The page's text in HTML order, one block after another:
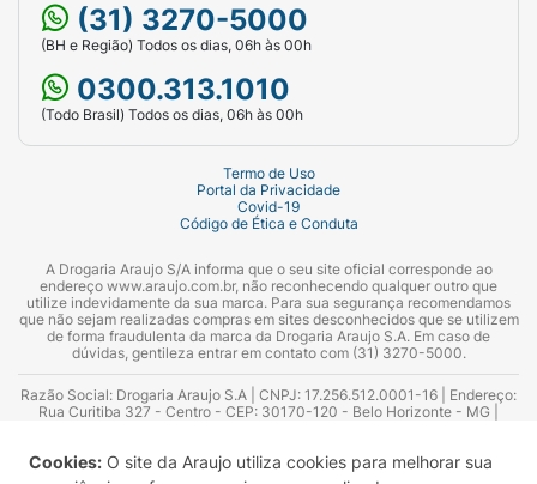
Cookies: O site da Araujo utiliza cookies para melhorar sua
(31) 3270-5000
(BH e Região) Todos os dias, 06h às 00h
0300.313.1010
(Todo Brasil) Todos os dias, 06h às 00h
Termo de Uso
Portal da Privacidade
Covid-19
Código de Ética e Conduta
A Drogaria Araujo S/A informa que o seu site oficial corresponde ao
endereço www.araujo.com.br, não reconhecendo qualquer outro que
utilize indevidamente da sua marca. Para sua segurança recomendamos
que não sejam realizadas compras em sites desconhecidos que se utilizem
de forma fraudulenta da marca da Drogaria Araujo S.A. Em caso de
dúvidas, gentileza entrar em contato com (31) 3270-5000.
Razão Social: Drogaria Araujo S.A | CNPJ: 17.256.512.0001-16 | Endereço:
Rua Curitiba 327 - Centro - CEP: 30170-120 - Belo Horizonte - MG |
Azevedo Guimarães – CRF 10.965 | Yasmin Silva Alvarenga – CRF 52.584 -
Consultor substituto: Thiago Aguiar Pinheiro - CRF Nº 13.748. Alvará